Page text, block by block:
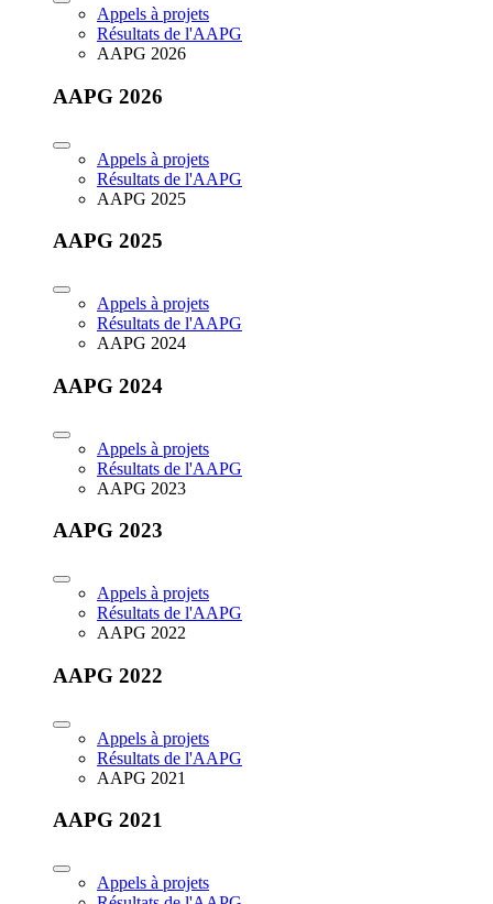
Appels à projets
Résultats de l'AAPG
AAPG 2026
AAPG 2026
Appels à projets
Résultats de l'AAPG
AAPG 2025
AAPG 2025
Appels à projets
Résultats de l'AAPG
AAPG 2024
AAPG 2024
Appels à projets
Résultats de l'AAPG
AAPG 2023
AAPG 2023
Appels à projets
Résultats de l'AAPG
AAPG 2022
AAPG 2022
Appels à projets
Résultats de l'AAPG
AAPG 2021
AAPG 2021
Appels à projets